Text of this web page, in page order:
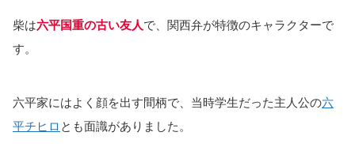
柴は六平国重の古い友人で、関西弁が特徴のキャラクターで
す。
六平家にはよく顔を出す間柄で、当時学生だった主人公の六
平チヒロ とも面識がありました。